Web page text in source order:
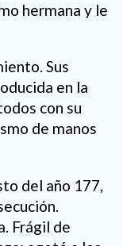
hermana y le
Sus
en la
con su
de manos
del año 177,
Frágil de